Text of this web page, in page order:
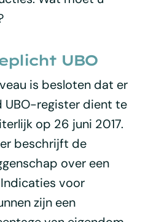
UBO
is besloten dat er
UBO-register dient te
op 26 juni 2017.
beschrijft de
over een
voor
zijn een